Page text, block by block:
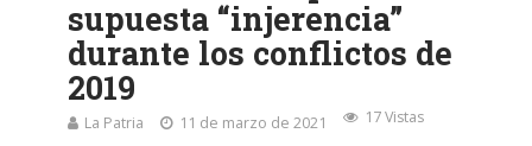
supuesta “injerencia”
durante los conflictos de
2019
La Patria 11 de marzo de 2021 17 Vistas